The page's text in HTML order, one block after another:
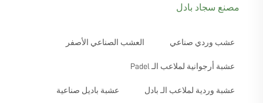
مصنع سجاد بادل
عشب وردي صناعي العشب الصناعي الأصفر
عشبة أرجوانية لملاعب الـ Padel
عشبة وردية لملاعب الـ بادل عشبة باديل صناعية